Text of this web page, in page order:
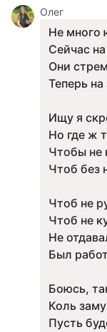
Олег
Не много
Сейчас
Они
Теперь
Ищу я
Но где ж
Чтобы не
Чтоб без
Чтоб не
Чтоб не
Не
Был
Боюсь,
Коль
Пусть